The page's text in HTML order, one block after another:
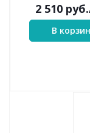
2 510руб.
В